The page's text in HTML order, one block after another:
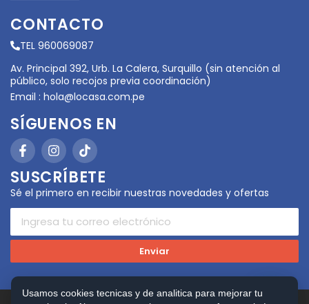
CONTACTO
TEL 960069087
Av. Principal 392, Urb. La Calera, Surquillo (sin atención al
público, solo recojos previa coordinación)
Email : hola@locasa.com.pe
SÍGUENOS EN
SUSCRÍBETE
Sé el primero en recibir nuestras novedades y ofertas
Enviar
Usamos cookies tecnicas y de analitica para mejorar tu